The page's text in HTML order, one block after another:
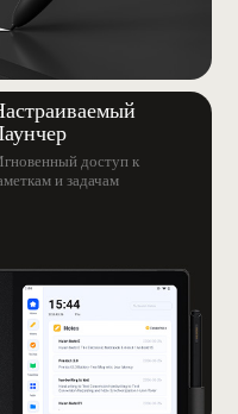
доступ к
и задачам